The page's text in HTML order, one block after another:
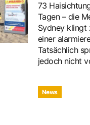
73
Tagen – die
Sydney klingt
einer
Tatsächlich
jedoch nicht
News